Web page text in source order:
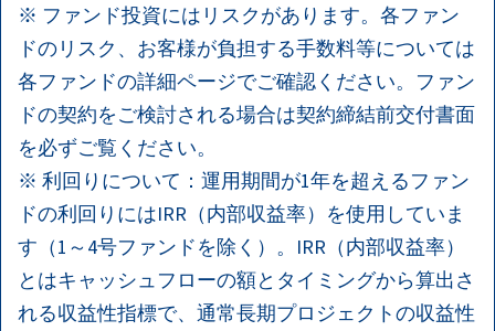
※ ファンド投資にはリスクがあります。各ファン
ドのリスク、お客様が負担する手数料等については
各ファンドの詳細ページでご確認ください。ファン
ドの契約をご検討される場合は契約締結前交付書面
を必ずご覧ください。
※ 利回りについて：運用期間が1年を超えるファン
ドの利回りにはIRR（内部収益率）を使用していま
す（1～4号ファンドを除く）。IRR（内部収益率）
とはキャッシュフローの額とタイミングから算出さ
れる収益性指標で、通常長期プロジェクトの収益性